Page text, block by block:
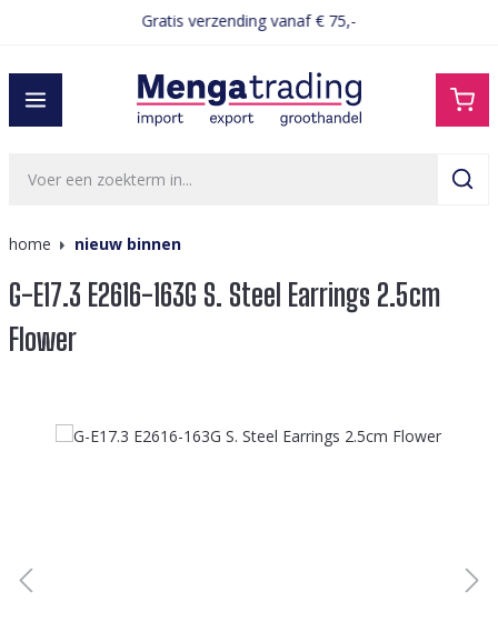
Gratis verzending vanaf € 75,-
home nieuw binnen
G-E17.3 E2616-163G S. Steel Earrings 2.5cm
Flower
Afbeeldingengalerij overslaan